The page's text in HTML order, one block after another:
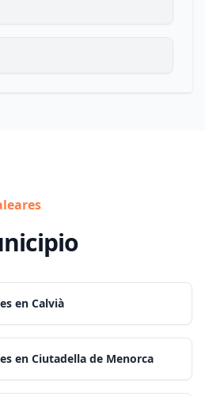
en Calvià
en Ciutadella de Menorca